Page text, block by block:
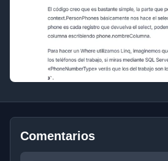
Comentarios